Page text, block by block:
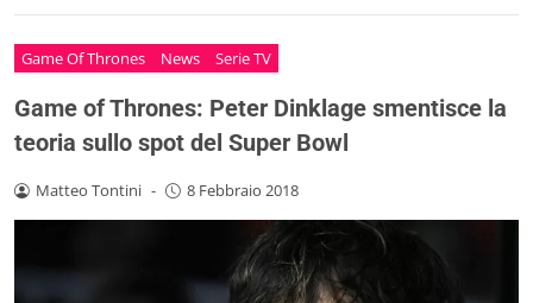
Game Of Thrones News Serie TV
Game of Thrones: Peter Dinklage smentisce la
teoria sullo spot del Super Bowl
Matteo Tontini - 8 Febbraio 2018